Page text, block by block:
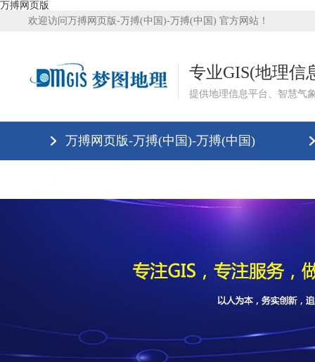
万搏网页版
欢迎访问万搏网页版-万搏(中国)-万搏(中国) 官方网站！
专业GIS(地理信
提供地理信息平台、智慧气
万搏网页版-万搏(中国)-万搏(中国)